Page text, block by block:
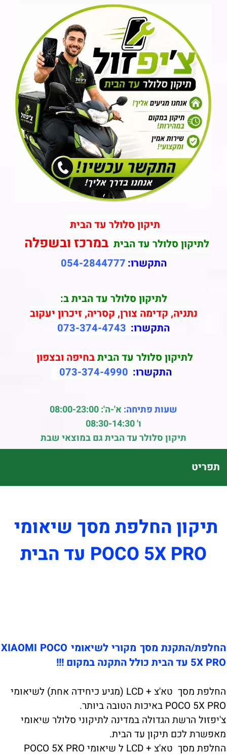
תיקון סלולר עד הבית
לתיקון סלולר עד הביתבמרכז ובשפלה
התקשרו: 054-2844777
לתיקון סלולר עד הבית ב:
נתניה, קדימה צורן, קסריה, זיכרון יעקוב
התקשרו: 073-374-4743
לתיקון סלולר עד הביתבחיפה ובצפון
התקשרו: 073-374-4990
שעות פתיחה:א'-ה': 08:00-23:00
ו' 08:30-14:30
תיקון סלולר עד הבית גם במוצאי שבת
תפריט
תיקון החלפת מסך שיאומי
POCO 5X PRO עד הבית
החלפת/התקנת מסך מקורי לשיאומי XIAOMI POCO
5X PRO עד הבית כולל התקנה במקום !!!
החלפת מסך טא'צ + LCD (מגיע כיחידה אחת) לשיאומי
POCO 5X PRO באיכות הטובה ביותר.
צ'יפזול הרשת הגדולה במדינה לתיקוני סלולר שיאומי
מאפשרת לכם תיקון עד הבית.